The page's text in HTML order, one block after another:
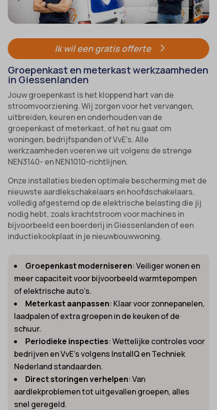
Ik wil een gratis offerte
Groepenkast en meterkast werkzaamheden
in Giessenlanden
Jouw groepenkast is het kloppend hart van de
stroomvoorziening. Wij zorgen voor het vervangen,
uitbreiden, keuren en onderhouden van de
groepenkast of meterkast, of het nu gaat om
woningen, bedrijfspanden of VvE’s. Alle
werkzaamheden voeren we uit volgens de strenge
NEN3140- en NEN1010-richtlijnen.
Onze installaties bieden optimale bescherming met de
nieuwste aardlekschakelaars en hoofdschakelaars,
volledig afgestemd op de elektrische belasting die jij
nodig hebt, zoals krachtstroom voor machines in
bijvoorbeeld een boerderij in Giessenlanden of een
inductiekookplaat in je nieuwbouwwoning.
Groepenkast moderniseren: Veiliger wonen en
meer capaciteit voor bijvoorbeeld warmtepompen
of elektrische auto’s.
Meterkast aanpassen: Klaar voor zonnepanelen,
laadpalen of extra groepen in de keuken of de
schuur.
Periodieke inspecties: Wettelijke controles voor
bedrijven en VvE’s volgens InstallQ en Techniek
Nederland standaarden.
Direct storingen verhelpen: Van
aardlekproblemen tot uitgevallen groepen, alles
snel geregeld.